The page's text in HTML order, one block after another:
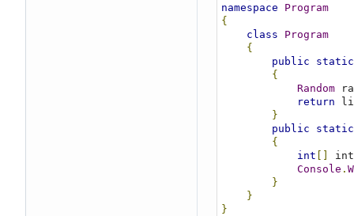
namespace
Program
{
class
Program
{
public
static
{
Random
return
}
public
static
{
int
Console .
}
}
}